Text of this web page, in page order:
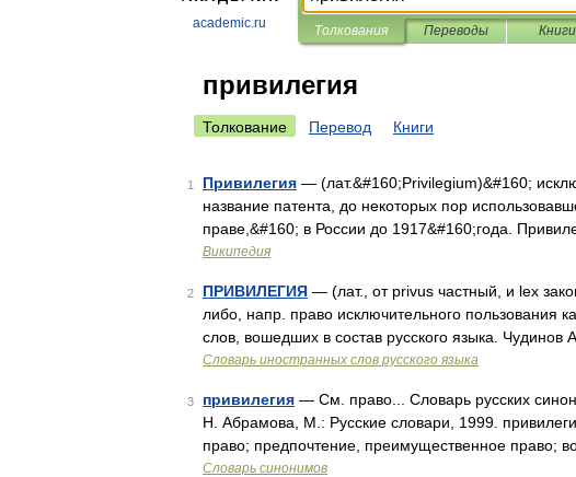
academic.ru Толкования Переводы Книги
привилегия
Толкование Перевод Книги
1 Привилегия — (лат.&#160;Privilegium)&#160;
название патента, до некоторых пор
праве,&#160; в России до 1917&#160;года.
Википедия
2 ПРИВИЛЕГИЯ — (лат., от privus частный, и lex
либо, напр. право исключительного пользования
слов, вошедших в состав русского языка.
Словарь иностранных слов русского языка
3 привилегия — См. право... Словарь русских
Н. Абрамова, М.: Русские словари, 1999.
право; предпочтение, преимущественное право;
Словарь синонимов